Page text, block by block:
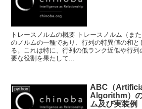
トレースノルムの概要 トレースノルム（ま
のノルムの一種であり、行列の特異値の和
る。これは特に、行列の低ランク近似や行
要な役割を果たして...
python
ABC（
Algorithm）
ム及び実装例